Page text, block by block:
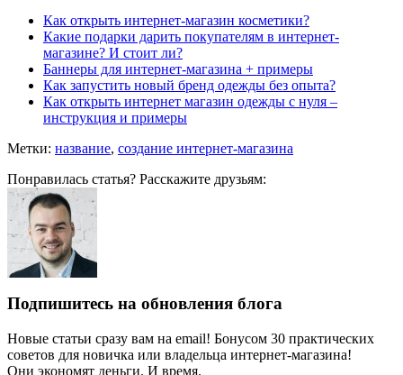
Как открыть интернет-магазин косметики?
Какие подарки дарить покупателям в интернет-
магазине? И стоит ли?
Баннеры для интернет-магазина + примеры
Как запустить новый бренд одежды без опыта?
Как открыть интернет магазин одежды с нуля –
инструкция и примеры
Метки: название, создание интернет-магазина
Понравилась статья? Расскажите друзьям:
Подпишитесь на обновления блога
Новые статьи сразу вам на email! Бонусом 30 практических
советов для новичка или владельца интернет-магазина!
Они экономят деньги. И время.